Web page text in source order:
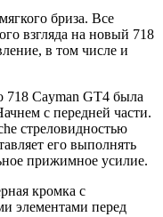
бриза. Все
взгляда на новый 718
в том числе и
718 Cayman GT4 была
с передней части.
стреловидностью
его выполнять
прижимное усилие.
кромка с
элементами перед